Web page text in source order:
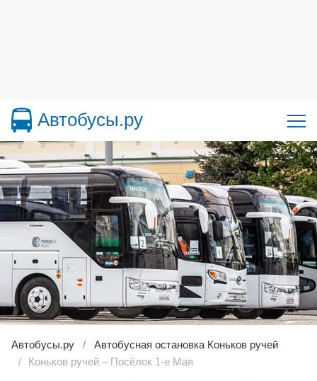
Автобусы.ру
Автобусы.ру
Автобусная остановка Коньков ручей
Коньков ручей – Посёлок 1-е Мая